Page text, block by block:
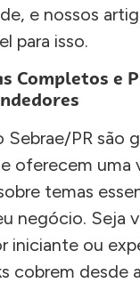
e nossos
para isso.
Completos e
Sebrae/PR são
oferecem uma
temas
negócio. Seja
iniciante ou
cobrem desde